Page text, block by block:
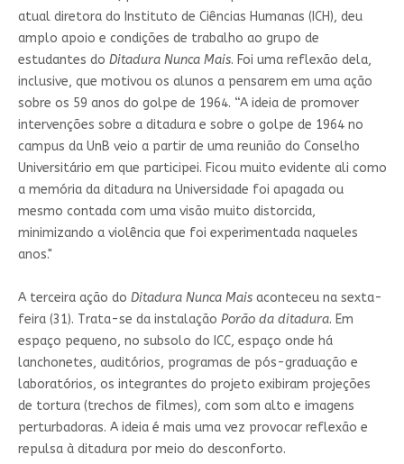
atual diretora do Instituto de Ciências Humanas (ICH), deu
amplo apoio e condições de trabalho ao grupo de
estudantes do Ditadura Nunca Mais. Foi uma reflexão dela,
inclusive, que motivou os alunos a pensarem em uma ação
sobre os 59 anos do golpe de 1964. “A ideia de promover
intervenções sobre a ditadura e sobre o golpe de 1964 no
campus da UnB veio a partir de uma reunião do Conselho
Universitário em que participei. Ficou muito evidente ali como
a memória da ditadura na Universidade foi apagada ou
mesmo contada com uma visão muito distorcida,
minimizando a violência que foi experimentada naqueles
anos."
A terceira ação do Ditadura Nunca Maisaconteceu na sexta-
feira (31). Trata-se da instalação Porão da ditadura. Em
espaço pequeno, no subsolo do ICC, espaço onde há
lanchonetes, auditórios, programas de pós-graduação e
laboratórios, os integrantes do projeto exibiram projeções
de tortura (trechos de filmes), com som alto e imagens
perturbadoras. A ideia é mais uma vez provocar reflexão e
repulsa à ditadura por meio do desconforto.